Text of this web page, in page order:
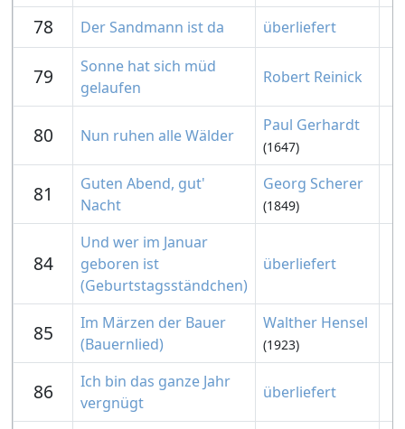
78 Der Sandmann ist da überliefert
79
Sonne hat sich müd
gelaufen
Robert Reinick
80 Nun ruhen alle Wälder
Paul Gerhardt
(1647)
81
Guten Abend, gut'
Nacht
Georg Scherer
(1849)
84
Und wer im Januar
geboren ist
(Geburtstagsständchen)
überliefert
85
Im Märzen der Bauer
(Bauernlied)
Walther Hensel
(1923)
86
Ich bin das ganze Jahr
vergnügt
überliefert